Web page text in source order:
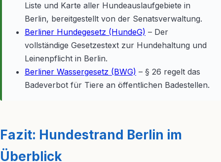
Liste und Karte aller Hundeauslaufgebiete in
Berlin, bereitgestellt von der Senatsverwaltung.
Berliner Hundegesetz (HundeG) – Der
vollständige Gesetzestext zur Hundehaltung und
Leinenpflicht in Berlin.
Berliner Wassergesetz (BWG) – § 26 regelt das
Badeverbot für Tiere an öffentlichen Badestellen.
Fazit: Hundestrand Berlin im
Überblick